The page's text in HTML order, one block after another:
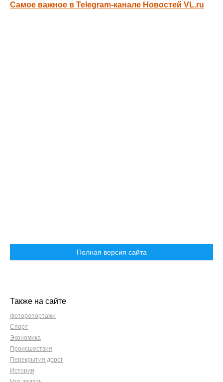
Самое важное в Telegram-канале Новостей VL.ru
Полная версия сайта
Также на сайте
Фоторепортажи
Спорт
Экономика
Происшествия
Перекрытия дорог
Истории